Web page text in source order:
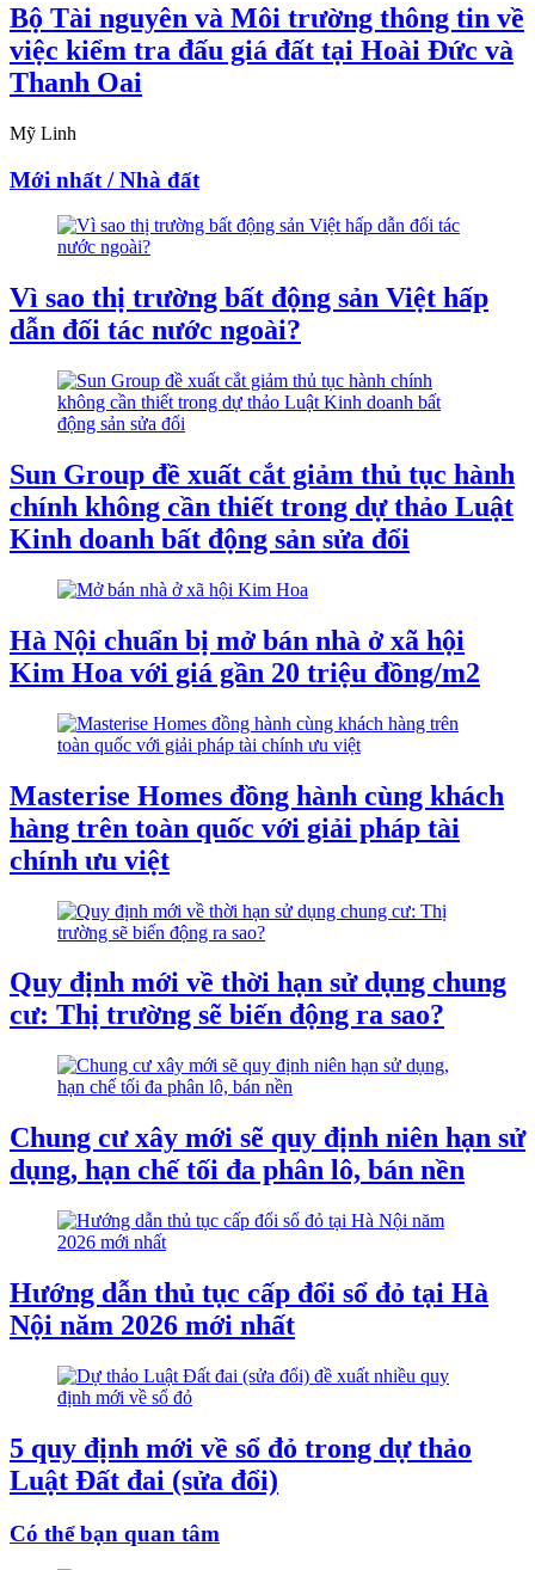
Bộ Tài nguyên và Môi trường thông tin về
việc kiểm tra đấu giá đất tại Hoài Đức và
Thanh Oai
Mỹ Linh
Mới nhất / Nhà đất
Vì sao thị trường bất động sản Việt hấp
dẫn đối tác nước ngoài?
Sun Group đề xuất cắt giảm thủ tục hành
chính không cần thiết trong dự thảo Luật
Kinh doanh bất động sản sửa đổi
Hà Nội chuẩn bị mở bán nhà ở xã hội
Kim Hoa với giá gần 20 triệu đồng/m2
Masterise Homes đồng hành cùng khách
hàng trên toàn quốc với giải pháp tài
chính ưu việt
Quy định mới về thời hạn sử dụng chung
cư: Thị trường sẽ biến động ra sao?
Chung cư xây mới sẽ quy định niên hạn sử
dụng, hạn chế tối đa phân lô, bán nền
Hướng dẫn thủ tục cấp đổi sổ đỏ tại Hà
Nội năm 2026 mới nhất
5 quy định mới về sổ đỏ trong dự thảo
Luật Đất đai (sửa đổi)
Có thể bạn quan tâm